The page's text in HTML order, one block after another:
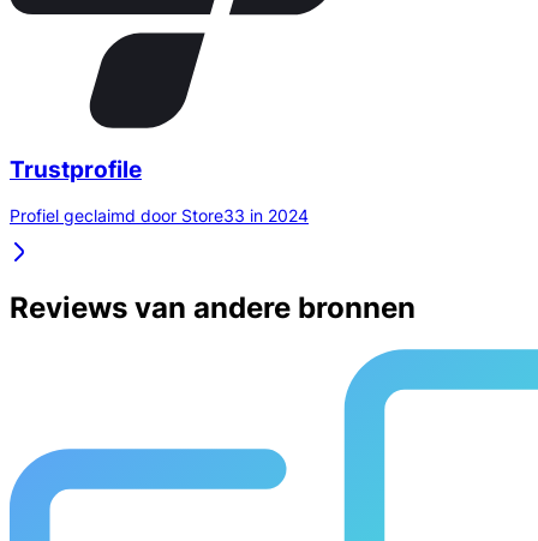
Trustprofile
Profiel geclaimd door Store33 in 2024
Reviews van andere bronnen